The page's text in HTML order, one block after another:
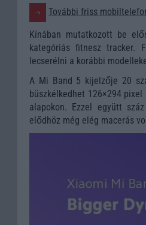
További friss
Kínában mutatkozott be
kategóriás fitnesz tracker.
lecserélni a korábbi
A Mi Band 5 kijelzője 20
büszkélkedhet 126×294
alapokon. Ezzel együtt
elődhöz még elég macerás